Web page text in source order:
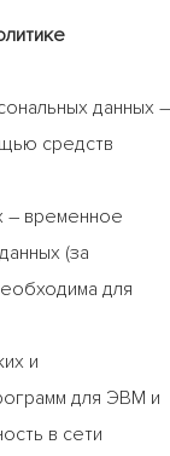
данных –
средств
– временное
(за
для
и
для ЭВМ и
в сети